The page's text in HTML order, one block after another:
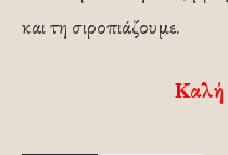
και τη σιροπιάζουμε.
Καλή